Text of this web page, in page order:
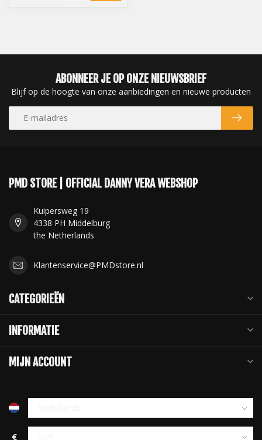
ABONNEER JE OP ONZE NIEUWSBRIEF
Blijf op de hoogte van onze aanbiedingen en nieuwe producten
PMD STORE | OFFICIAL DANNY VERA WEBSHOP
Kuipersweg 19
4338 PH Middelburg
the Netherlands
Klantenservice@PMDstore.nl
CATEGORIEËN
INFORMATIE
MIJN ACCOUNT
€